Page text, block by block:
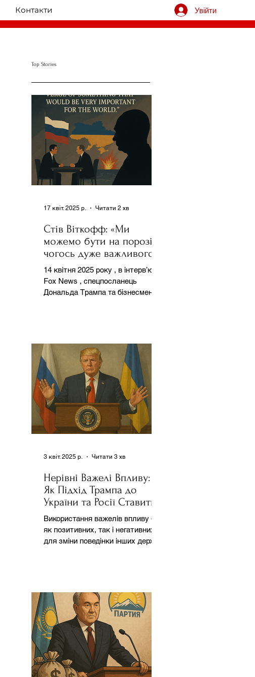
Контакти Увійти
Top Stories
Стів Віткофф: «Ми
можемо бути на порозі
чогось дуже важливого
для світу» — але що це
означає?
14 квітня 2025 року , в інтерв’ю на
Fox News , спецпосланець
Дональда Трампа та бізнесмен
17 квіт. 2025 р. Читати 2 хв
Нерівні Важелі Впливу:
Як Підхід Трампа до
України та Росії Ставить
під Сумнів Американську
Держполітику
Використання важелів впливу –
як позитивних, так і негативних –
для зміни поведінки інших держав
3 квіт. 2025 р. Читати 3 хв